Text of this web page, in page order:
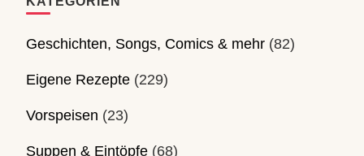
Geschichten, Songs, Comics & mehr (82)
Eigene Rezepte (229)
Vorspeisen (23)
Suppen & Eintöpfe (68)